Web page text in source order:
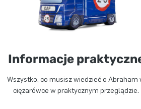
Informacje
Wszystko, co musisz wiedzieć o Abraham
ciężarówce w praktycznym przeglądzie.